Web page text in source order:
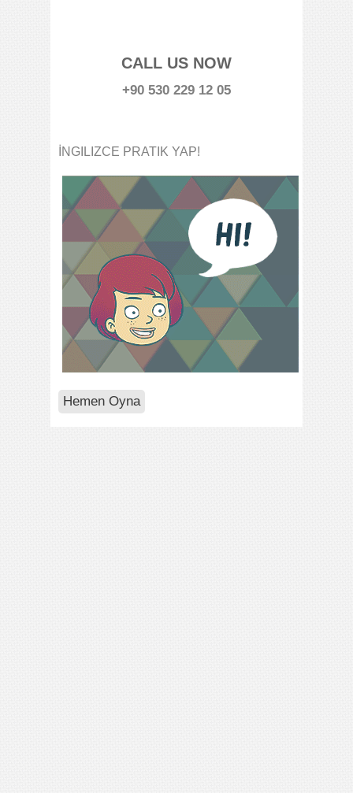
CALL US NOW
+90 530 229 12 05
İNGILIZCE PRATIK YAP!
Hemen Oyna